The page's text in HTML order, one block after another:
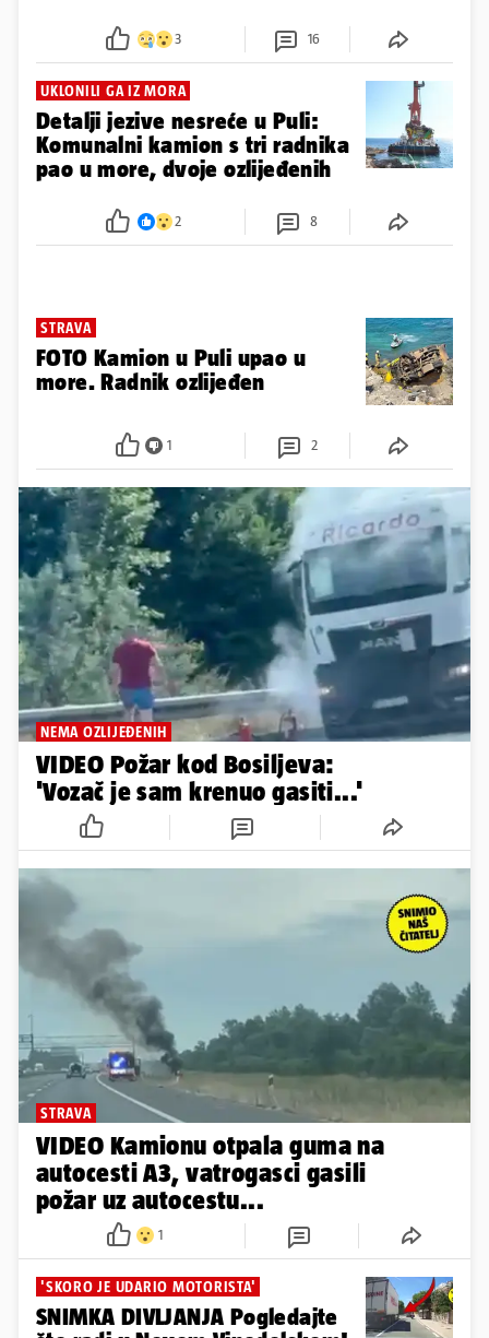
3 16
UKLONILI GA IZ MORA
Detalji jezive nesreće u Puli:
Komunalni kamion s tri radnika
pao u more, dvoje ozlijeđenih
2 8
STRAVA
FOTO Kamion u Puli upao u
more. Radnik ozlijeđen
1 2
NEMA OZLIJEĐENIH
VIDEO Požar kod Bosiljeva:
'Vozač je sam krenuo gasiti...'
STRAVA
VIDEO Kamionu otpala guma na
autocesti A3, vatrogasci gasili
požar uz autocestu...
1
'SKORO JE UDARIO MOTORISTA'
SNIMKA DIVLJANJA Pogledajte